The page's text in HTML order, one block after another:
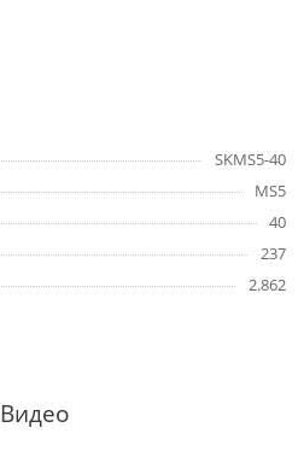
SKMS5-40
MS5
40
237
2.862
Видео